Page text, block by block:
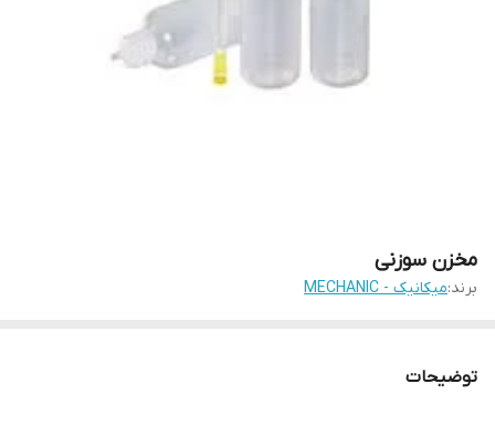
مخزن سوزنی
برند:میکانیک - MECHANIC
توضیحات